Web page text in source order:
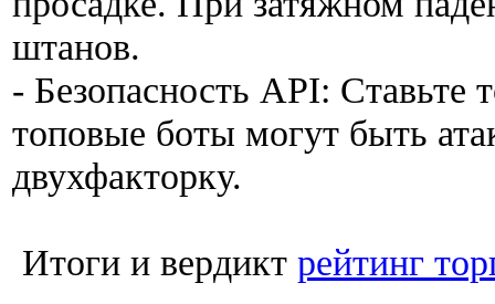
штанов.
- Безопасность API: Ставьте
топовые боты могут быть
двухфакторку.
Итоги и вердикт рейтинг